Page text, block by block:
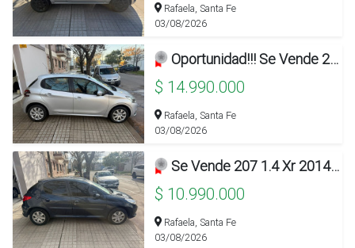
Rafaela, Santa Fe
03/08/2026
Oportunidad!!! Se Vende 208 1.6 Active 2017 Con 85.000km!!!
$ 14.990.000
Rafaela, Santa Fe
03/08/2026
Se Vende 207 1.4 Xr 2014!!!
$ 10.990.000
Rafaela, Santa Fe
03/08/2026